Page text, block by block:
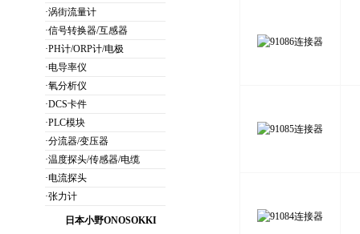
·涡街流量计
·信号转换器/互感器
·PH计/ORP计/电极
·电导率仪
·氧分析仪
·DCS卡件
·PLC模块
·分流器/变压器
·温度探头/传感器/电缆
·电流探头
·张力计
日本小野ONOSOKKI